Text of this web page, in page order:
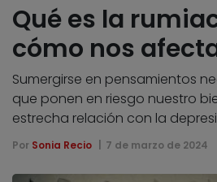
Qué es la
cómo nos
Sumergirse en pensamientos
que ponen en riesgo nuestro
estrecha relación con la
Por Sonia Recio 7 de marzo de 2024